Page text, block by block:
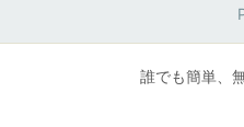
誰でも簡単、